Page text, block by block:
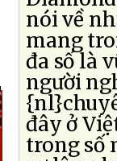
nói về
mang
đa số là
người
đây ở
trong số